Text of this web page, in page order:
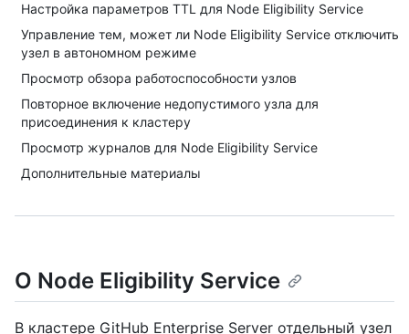
Настройка параметров TTL для Node Eligibility Service
Управление тем, может ли Node Eligibility Service отключить
узел в автономном режиме
Просмотр обзора работоспособности узлов
Повторное включение недопустимого узла для
присоединения к кластеру
Просмотр журналов для Node Eligibility Service
Дополнительные материалы
О Node Eligibility Service
В кластере GitHub Enterprise Server отдельный узел